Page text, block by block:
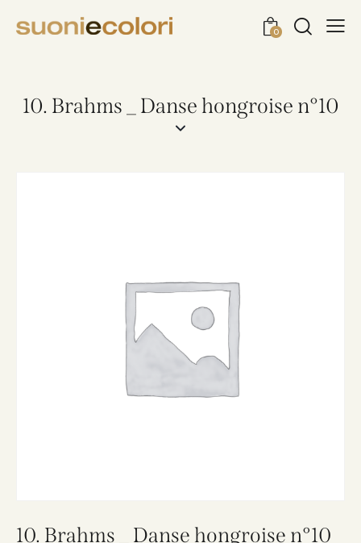
0
10. Brahms _ Danse hongroise n°10
10. Brahms _ Danse hongroise n°10